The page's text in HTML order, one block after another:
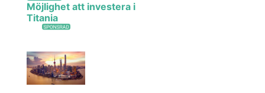
Möjlighet att investera i
Titania